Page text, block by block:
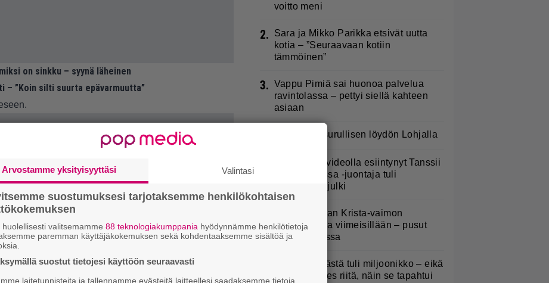
on sinkku – syynä läheinen
– ”Koin silti suurta epävarmuutta”
voitto meni
2.
Sara ja Mikko Parikka etsivät uutta
kotia – ”Seuraavaan kotiin
tämmöinen”
3. Vappu Pimiä sai huonoa palvelua
ravintolassa – pettyi siellä kahteen
asiaan
Poliisi teki surullisen löydön Lohjalla
IS: Mysteerivideolla esiintynyt Tanssii
tähtien kanssa -juontaja tuli
kasvoillaan julki
Janne Katajan Krista-vaimon
raskausvatsa viimeisillään – pusut
Puuhaparkissa
Vappu Pimiästä tuli miljoonikko – eikä
yksi milli edes riitä, näin se tapahtui
Arvostamme yksityisyyttäsi Valintasi
suostumuksesi tarjotaksemme henkilökohtaisen
huolellisesti valitsemamme 88 teknologiakumppania hyödynnämme henkilötietoja
paremman käyttäjäkokemuksen sekä kohdentaaksemme sisältöä ja
suostut tietojesi käyttöön seuraavasti
laitetunnisteita ja tallennamme evästeitä laitteellesi saadaksemme tietoja